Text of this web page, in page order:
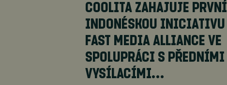
COOLITA ZAHAJUJE PRVNÍ
INDONÉSKOU INICIATIVU
FAST MEDIA ALLIANCE VE
SPOLUPRÁCI S PŘEDNÍMI
VYSÍLACÍMI…